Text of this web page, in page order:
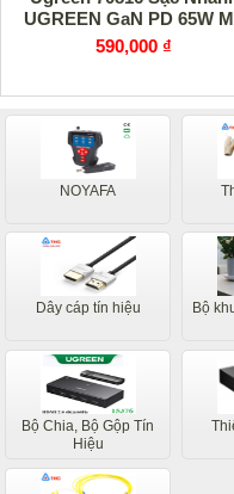
UGREEN GaN PD 65W
590,000 ₫
NOYAFA
Dây cáp tín hiệu Bộ
Bộ Chia, Bộ Gộp Tín
Hiệu